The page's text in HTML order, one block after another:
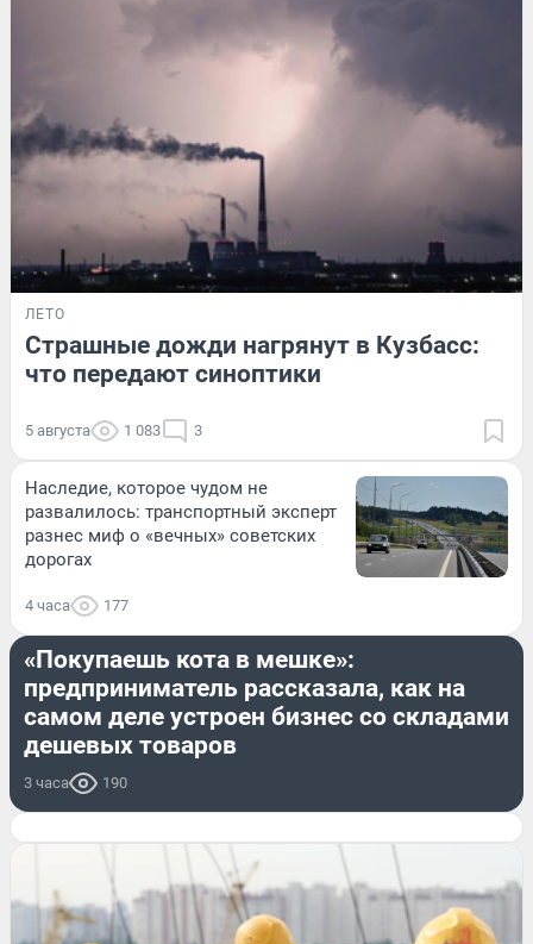
ЛЕТО
Страшные дожди нагрянут в Кузбасс:
что передают синоптики
5 августа 1 083 3
Наследие, которое чудом не
развалилось: транспортный эксперт
разнес миф о «вечных» советских
дорогах
4 часа 177
БИЗНЕС
«Покупаешь кота в мешке»:
предприниматель рассказала, как на
самом деле устроен бизнес со складами
дешевых товаров
3 часа 190